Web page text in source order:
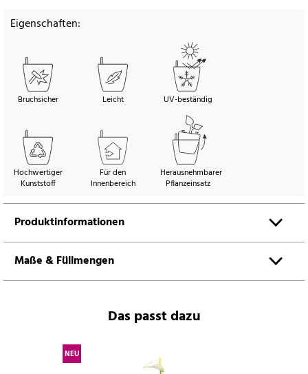
Eigenschaften:
Bruchsicher Leicht UV-beständig
Hochwertiger
Kunststoff
Für den
Innenbereich
Herausnehmbarer
Pflanzeinsatz
Produktinformationen
Maße & Füllmengen
Das passt dazu
NEU